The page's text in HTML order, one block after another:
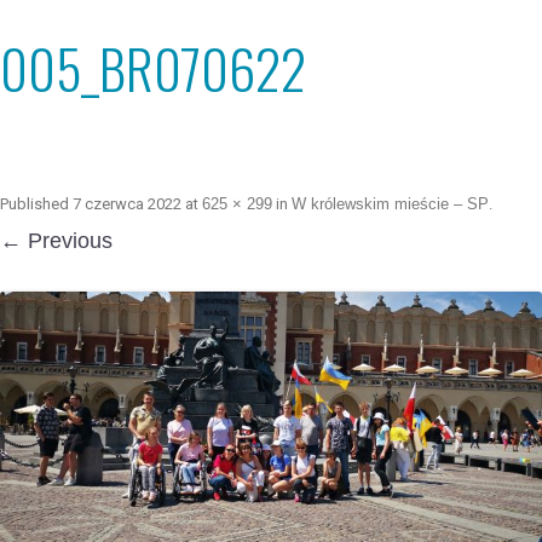
005_BR070622
Published 7 czerwca 2022 at 625 × 299 in W królewskim mieście – SP.
← Previous